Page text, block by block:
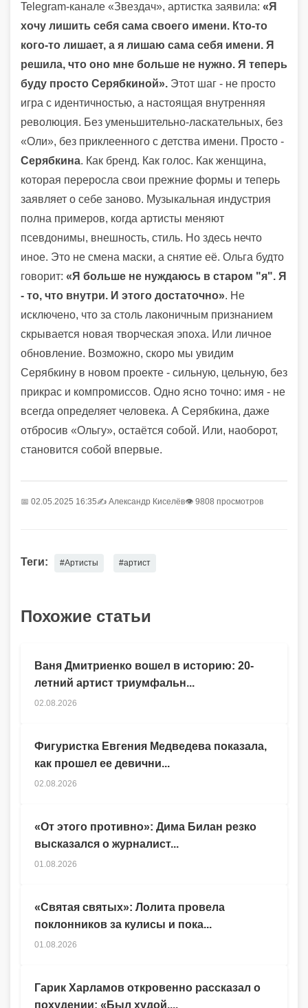
Telegram-канале «Звездач», артистка заявила: «Я
хочу лишить себя сама своего имени. Кто-то
кого-то лишает, а я лишаю сама себя имени. Я
решила, что оно мне больше не нужно. Я теперь
буду просто Серябкиной». Этот шаг - не просто
игра с идентичностью, а настоящая внутренняя
революция. Без уменьшительно-ласкательных, без
«Оли», без приклеенного с детства имени. Просто -
Серябкина. Как бренд. Как голос. Как женщина,
которая переросла свои прежние формы и теперь
заявляет о себе заново. Музыкальная индустрия
полна примеров, когда артисты меняют
псевдонимы, внешность, стиль. Но здесь нечто
иное. Это не смена маски, а снятие её. Ольга будто
говорит: «Я больше не нуждаюсь в старом "я". Я
- то, что внутри. И этого достаточно». Не
исключено, что за столь лаконичным признанием
скрывается новая творческая эпоха. Или личное
обновление. Возможно, скоро мы увидим
Серябкину в новом проекте - сильную, цельную, без
прикрас и компромиссов. Одно ясно точно: имя - не
всегда определяет человека. А Серябкина, даже
отбросив «Ольгу», остаётся собой. Или, наоборот,
становится собой впервые.
📅 02.05.2025 16:35✍️ Александр Киселёв👁 9808 просмотров
Теги: #Артисты #артист
Похожие статьи
Гарик Харламов откровенно рассказал о
похудении: «Был худой,...
Ваня Дмитриенко вошел в историю: 20-
летний артист триумфальн...
02.08.2026
Фигуристка Евгения Медведева показала,
как прошел ее девични...
02.08.2026
«От этого противно»: Дима Билан резко
высказался о журналист...
01.08.2026
«Святая святых»: Лолита провела
поклонников за кулисы и пока...
01.08.2026